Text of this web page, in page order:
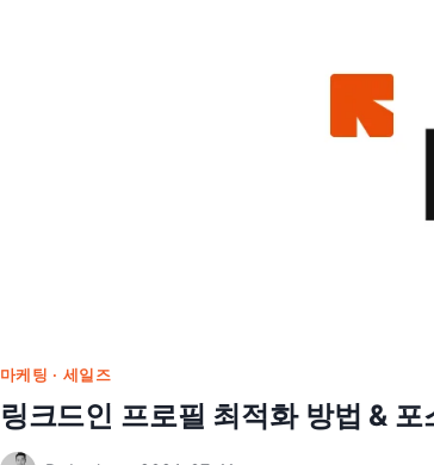
마케팅 · 세일즈
링크드인 프로필 최적화 방법 &